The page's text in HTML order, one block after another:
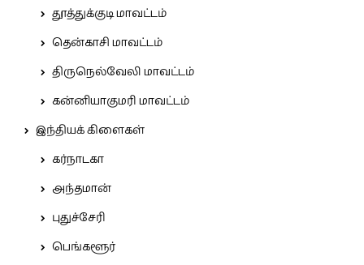
தூத்துக்குடி மாவட்டம்
தென்காசி மாவட்டம்
திருநெல்வேலி மாவட்டம்
கன்னியாகுமரி மாவட்டம்
இந்தியக் கிளைகள்
கர்நாடகா
அந்தமான்
புதுச்சேரி
பெங்களூர்